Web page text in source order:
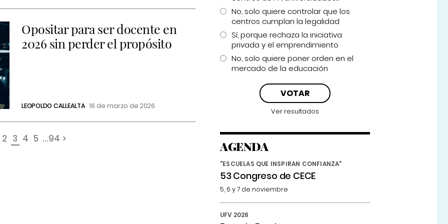
Opositar para ser docente en
2026 sin perder el propósito
LEOPOLDO CALLEALTA 16 de marzo de 2026
2 3 4 5 ...94 >
No, solo quiere controlar que los
centros cumplan la legalidad
Sí, porque rechaza la iniciativa
privada y el emprendimiento
No, solo quiere poner orden en el
mercado de la educación
Ver resultados
AGENDA
"ESCUELAS QUE INSPIRAN CONFIANZA"
53 Congreso de CECE
5, 6 y 7 de noviembre
UFV 2026